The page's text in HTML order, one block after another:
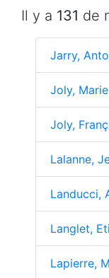
Il y a 131 de
Jarry,
Joly,
Joly,
Lalanne,
Landucci,
Langlet,
Lapierre,